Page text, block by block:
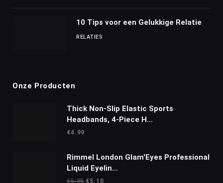
10 Tips voor een Gelukkige Relatie
RELATIES
Onze Producten
Thick Non-Slip Elastic Sports
Headbands, 4-Piece H...
€4.99
Rimmel London Glam'Eyes Professional
Liquid Eyelin...
€5.35 Oorspronkelijke
€5.10Huidige